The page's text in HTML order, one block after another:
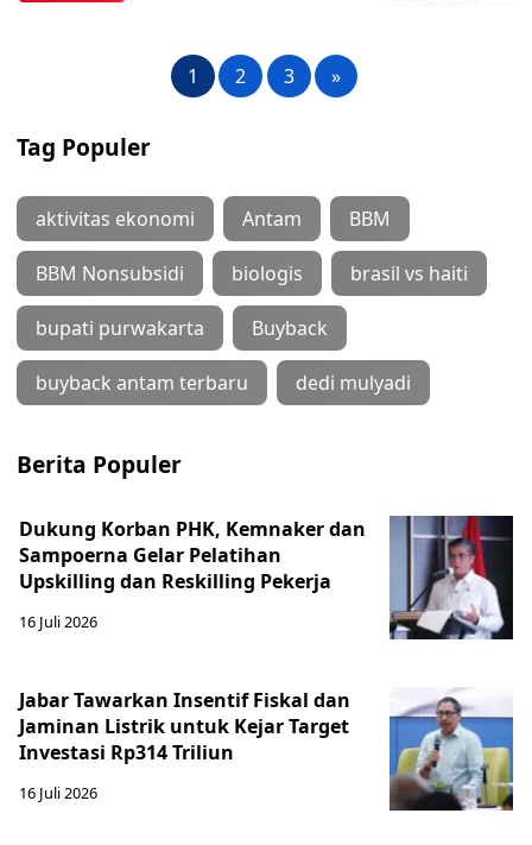
1 2 3 »
Tag Populer
aktivitas ekonomi Antam BBM
BBM Nonsubsidi biologis brasil vs haiti
bupati purwakarta Buyback
buyback antam terbaru dedi mulyadi
Berita Populer
Dukung Korban PHK, Kemnaker dan
Sampoerna Gelar Pelatihan
Upskilling dan Reskilling Pekerja
16 Juli 2026
Jabar Tawarkan Insentif Fiskal dan
Jaminan Listrik untuk Kejar Target
Investasi Rp314 Triliun
16 Juli 2026